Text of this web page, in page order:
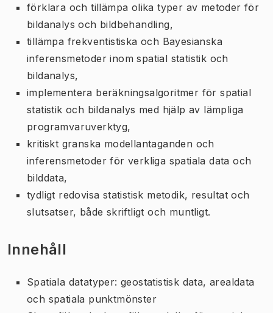
förklara och tillämpa olika typer av metoder för
bildanalys och bildbehandling,
tillämpa frekventistiska och Bayesianska
inferensmetoder inom spatial statistik och
bildanalys,
implementera beräkningsalgoritmer för spatial
statistik och bildanalys med hjälp av lämpliga
programvaruverktyg,
kritiskt granska modellantaganden och
inferensmetoder för verkliga spatiala data och
bilddata,
tydligt redovisa statistisk metodik, resultat och
slutsatser, både skriftligt och muntligt.
Innehåll
Spatiala datatyper: geostatistisk data, arealdata
och spatiala punktmönster